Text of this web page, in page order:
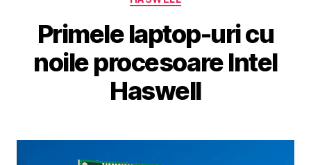
Primele laptop-uri cu
noile procesoare Intel
Haswell